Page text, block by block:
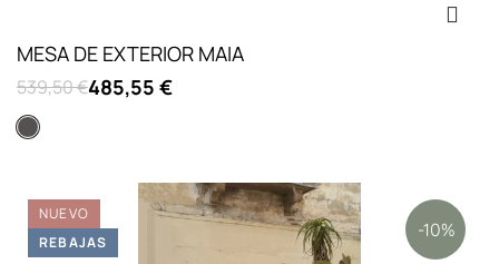
MESA DE EXTERIOR MAIA
539,50 €485,55 €
Gris
NUEVO
-10%
REBAJAS